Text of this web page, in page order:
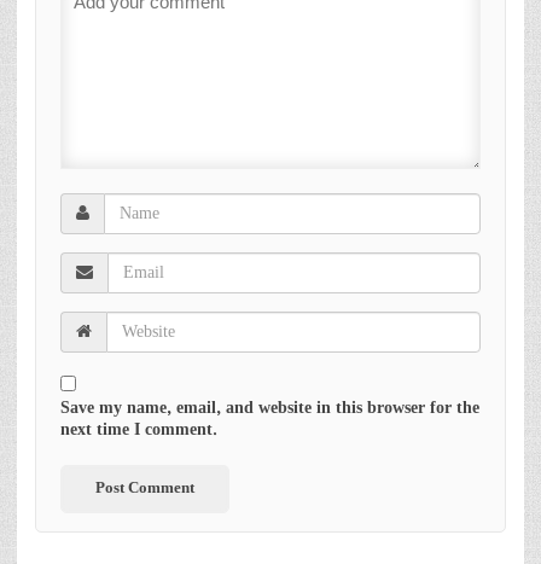
Save my name, email, and website in this browser for the
next time I comment.